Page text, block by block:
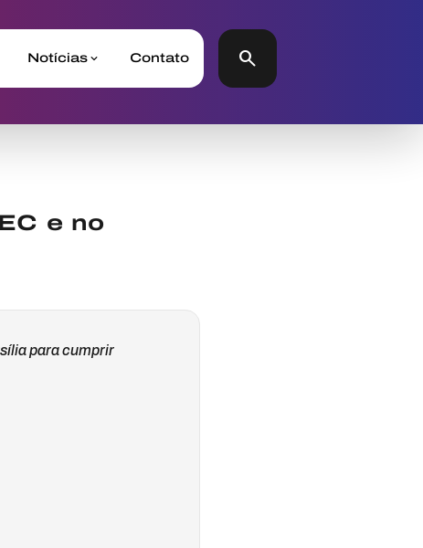
Notícias Contato search
e no
para cumprir